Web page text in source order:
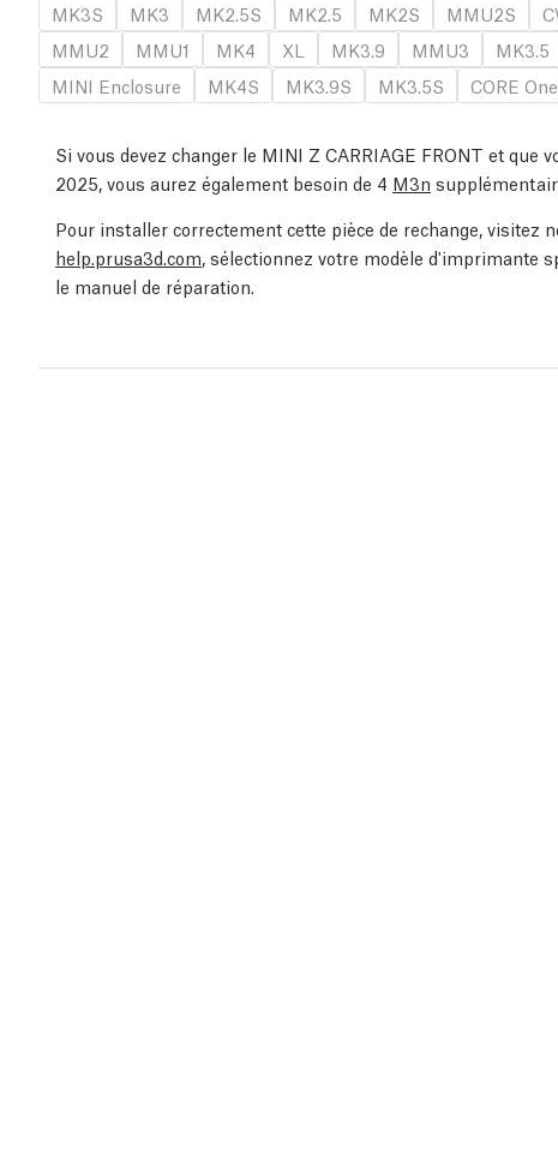
MK3S
MK3 MK2.5S MK2.5 MK2S MMU2S
MMU2
MMU1 MK4 XL MK3.9 MMU3 MK3.5
MINI Enclosure
MK4S MK3.9S MK3.5S CORE
Si vous devez changer le MINI Z CARRIAGE FRONT et
2025, vous aurez également besoin de 4 M3n
Pour installer correctement cette pièce de rechange, visitez
help.prusa3d.com, sélectionnez votre modèle d'imprimante
le manuel de réparation.